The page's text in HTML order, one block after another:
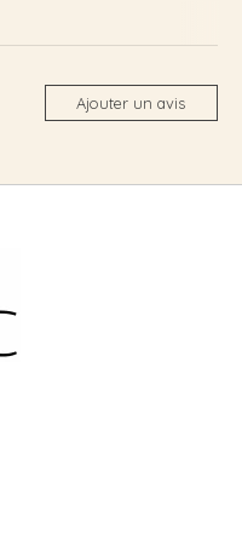
Ajouter un avis